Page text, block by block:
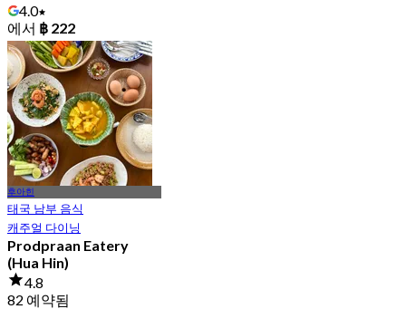
4.0
에서 ฿ 222
후아힌
태국 남부 음식
캐주얼 다이닝
Prodpraan Eatery
(Hua Hin)
4.8
82 예약됨